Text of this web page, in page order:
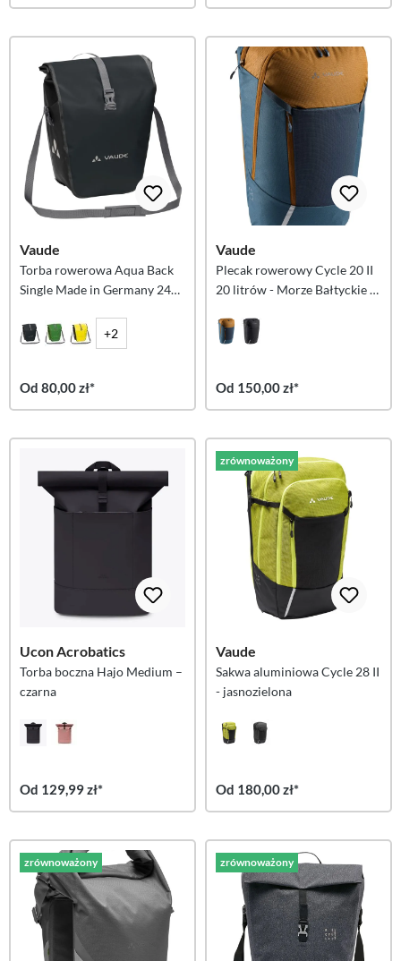
Vaude
Torba rowerowa Aqua Back
Single Made in Germany 24
+2
Od 80,00 zł*
Vaude
Plecak rowerowy Cycle 20 II
20 litrów - Morze Bałtyckie /
Od 150,00 zł*
Ucon Acrobatics
Torba boczna Hajo Medium –
czarna
Od 129,99 zł*
zrównoważony
Vaude
Sakwa aluminiowa Cycle 28 II
- jasnozielona
Od 180,00 zł*
zrównoważony zrównoważony